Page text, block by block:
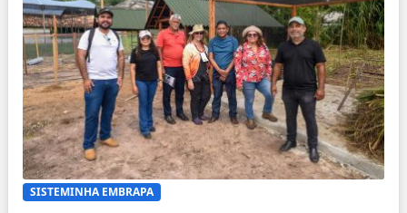
SISTEMINHA EMBRAPA